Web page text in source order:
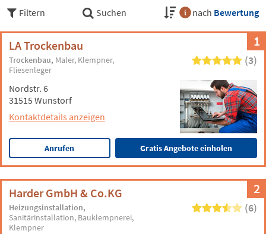
Filtern Suchen nach Bewertung
1
LA Trockenbau
Trockenbau Maler Klempner
Fliesenleger
(3)
Nordstr. 6
31515 Wunstorf
Kontaktdetails anzeigen
Anrufen Gratis Angebote einholen
2
Harder GmbH & Co.KG
Heizungsinstallation
Sanitärinstallation Bauklempnerei
Klempner
(6)